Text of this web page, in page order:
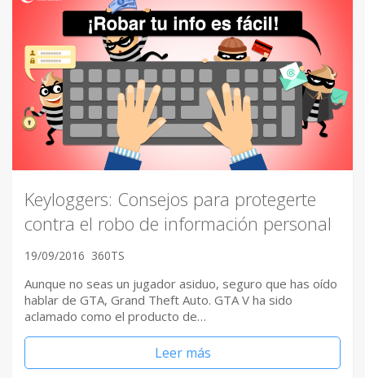
Keyloggers: Consejos para protegerte
contra el robo de información personal
19/09/2016 360TS
Aunque no seas un jugador asiduo, seguro que has oído
hablar de GTA, Grand Theft Auto. GTA V ha sido
aclamado como el producto de…
Leer más